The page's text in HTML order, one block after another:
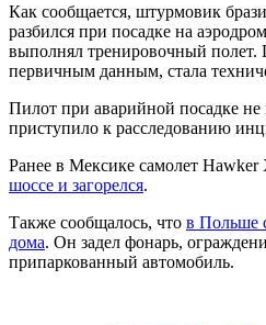
Как сообщается, штурмовик
разбился при посадке на
выполнял тренировочный
первичным данным, стала
Пилот при аварийной посадке не
приступило к расследованию
Ранее в Мексике самолет
шоссе и загорелся.
Также сообщалось, что в Польше
дома. Он задел фонарь,
припаркованный автомобиль.